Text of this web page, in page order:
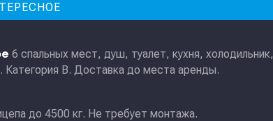
6 спальных мест, душ, туалет, кухня, холодильник,
Категория В. Доставка до места аренды.
до 4500 кг. Не требует монтажа.